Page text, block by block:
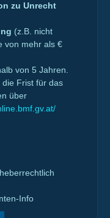
zu Unrecht
(z.B. nicht
von mehr als €
von 5 Jahren.
Frist für das
über
Info